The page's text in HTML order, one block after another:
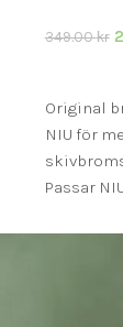
349.00kr
Original
NIU för
Passar